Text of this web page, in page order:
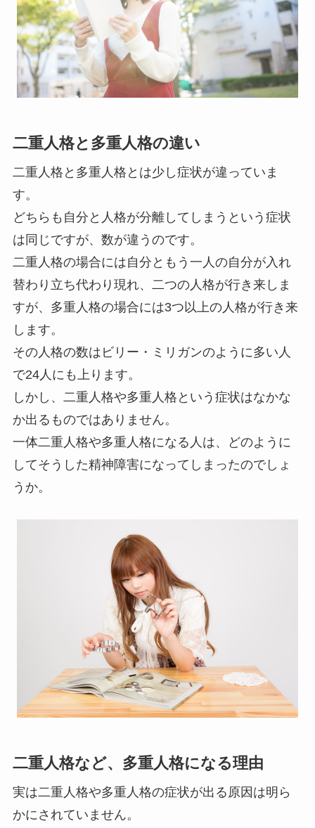
二重人格と多重人格の違い
二重人格と多重人格とは少し症状が違っていま
す。
どちらも自分と人格が分離してしまうという症状
は同じですが、数が違うのです。
二重人格の場合には自分ともう一人の自分が入れ
替わり立ち代わり現れ、二つの人格が行き来しま
すが、多重人格の場合には3つ以上の人格が行き来
します。
その人格の数はビリー・ミリガンのように多い人
で24人にも上ります。
しかし、二重人格や多重人格という症状はなかな
か出るものではありません。
一体二重人格や多重人格になる人は、どのように
してそうした精神障害になってしまったのでしょ
うか。
二重人格など、多重人格になる理由
実は二重人格や多重人格の症状が出る原因は明ら
かにされていません。